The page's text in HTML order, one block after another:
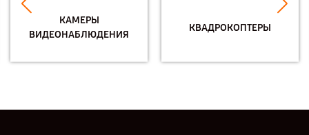
КАМЕРЫ
ВИДЕОНАБЛЮДЕНИЯ
КВАДРОКОПТЕРЫ